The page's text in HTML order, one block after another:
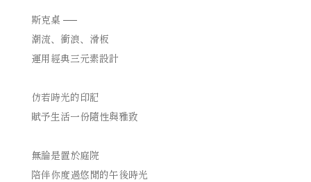
斯克桌 ──
潮流、衝浪、滑板
運用經典三元素設計
仿若時光的印記
賦予生活一份隨性與雅致
無論是置於庭院
陪伴你度過悠閒的午後時光